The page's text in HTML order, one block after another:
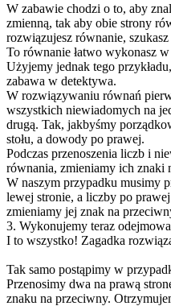
W zabawie chodzi o to, aby
zmienną, tak aby obie strony
rozwiązujesz równanie,
To równanie łatwo wykonasz
Użyjemy jednak tego
zabawa w detektywa.
W rozwiązywaniu równań
wszystkich niewiadomych na
drugą. Tak, jakbyśmy
stołu, a dowody po prawej.
Podczas przenoszenia liczb i
równania, zmieniamy ich znaki
W naszym przypadku musimy
lewej stronie, a liczby po
zmieniamy jej znak na
3. Wykonujemy teraz
I to wszystko! Zagadka
Tak samo postąpimy w
Przenosimy dwa na prawą
znaku na przeciwny.